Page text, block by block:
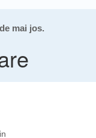
mai jos.